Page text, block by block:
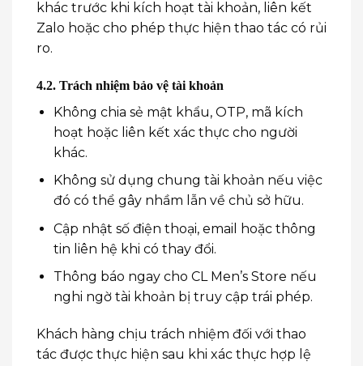
khác trước khi kích hoạt tài khoản, liên kết
Zalo hoặc cho phép thực hiện thao tác có rủi
ro.
4.2. Trách nhiệm bảo vệ tài khoản
Không chia sẻ mật khẩu, OTP, mã kích
hoạt hoặc liên kết xác thực cho người
khác.
Không sử dụng chung tài khoản nếu việc
đó có thể gây nhầm lẫn về chủ sở hữu.
Cập nhật số điện thoại, email hoặc thông
tin liên hệ khi có thay đổi.
Thông báo ngay cho CL Men’s Store nếu
nghi ngờ tài khoản bị truy cập trái phép.
Khách hàng chịu trách nhiệm đối với thao
tác được thực hiện sau khi xác thực hợp lệ